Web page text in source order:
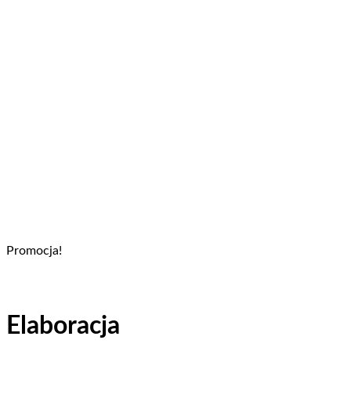
Elaboracja
Promocja!